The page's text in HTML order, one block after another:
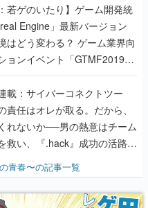
ョンイベント「GTMF2019」
り理解を深めよう【PR】
載：サイバーコネクトツー
責任はオレが取る。だから、
れないか──男の熱意はチーム
救い、『.hack』成功の活路を
快男児・松山 洋に流れる血は
プ』色だった【若ゲのいた
青春〜の記事一覧